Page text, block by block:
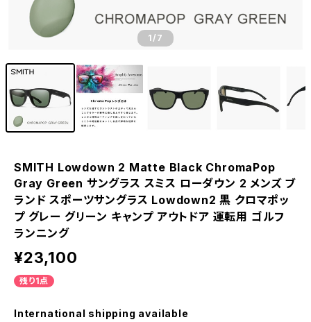
1/7
SMITH Lowdown 2 Matte Black ChromaPop
Gray Green サングラス スミス ローダウン 2 メンズ ブ
ランド スポーツサングラス Lowdown2 黒 クロマポッ
プ グレー グリーン キャンプ アウトドア 運転用 ゴルフ
ランニング
¥23,100
残り1点
International shipping available